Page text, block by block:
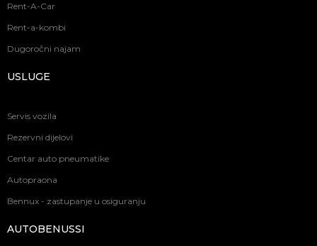
Rent-A-Car
Rent-a-kombi
Dugoročni najam
USLUGE
Servis vozila
Rezervni dijelovi
Centar auto pneumatike
Autopraona
Bennux - zastupanje u osiguranju
AUTOBENUSSI